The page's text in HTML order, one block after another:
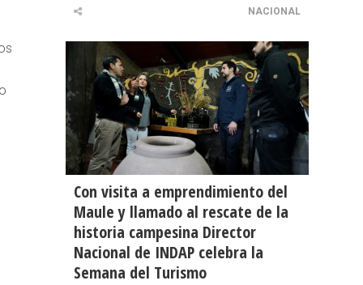
NACIONAL
Con visita a emprendimiento del
Maule y llamado al rescate de la
historia campesina Director
Nacional de INDAP celebra la
Semana del Turismo